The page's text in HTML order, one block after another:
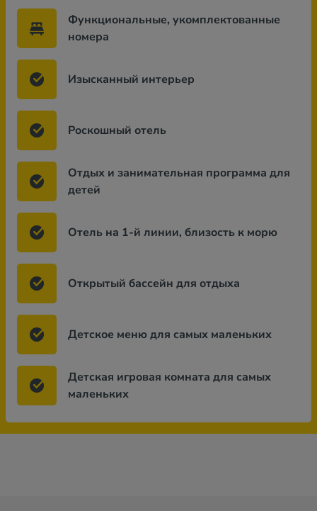
Функциональные, укомплектованные
номера
Изысканный интерьер
Роскошный отель
Отдых и занимательная программа для
детей
Отель на 1-й линии, близость к морю
Открытый бассейн для отдыха
Детское меню для самых маленьких
Детская игровая комната для самых
маленьких